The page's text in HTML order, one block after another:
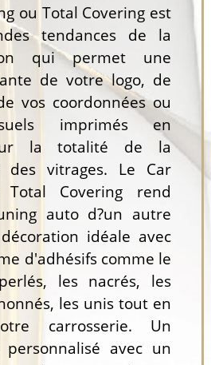
ou Total Covering est
tendances de la
qui permet une
de votre logo, de
vos coordonnées ou
imprimés en
la totalité de la
des vitrages. Le Car
Covering rend
auto d?un autre
idéale avec
d'adhésifs comme le
les nacrés, les
les unis tout en
carrosserie. Un
avec un